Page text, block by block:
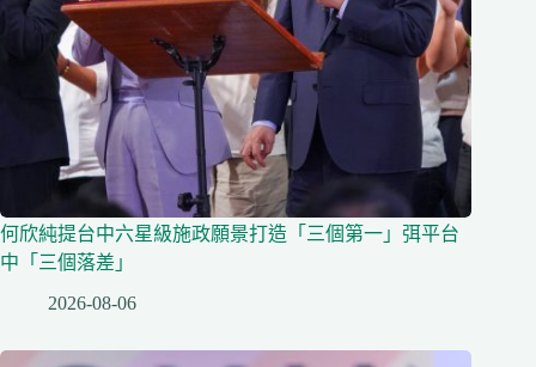
何欣純提台中六星級施政願景打造「三個第一」弭平台
中「三個落差」
2026-08-06